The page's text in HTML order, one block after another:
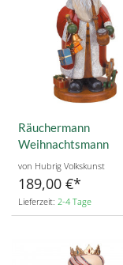
Räuchermann
Weihnachtsmann
von Hubrig Volkskunst
189,00 €
Lieferzeit: 2-4 Tage